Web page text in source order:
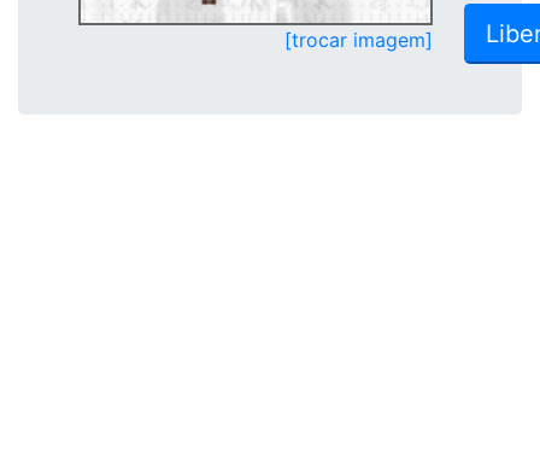
[trocar imagem]